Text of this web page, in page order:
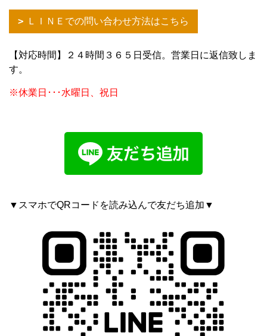
ＬＩＮＥでの問い合わせ方法はこちら
【対応時間】２４時間３６５日受信。営業日に返信致しま
す。
※休業日･･･水曜日、祝日
▼スマホでQRコードを読み込んで友だち追加▼